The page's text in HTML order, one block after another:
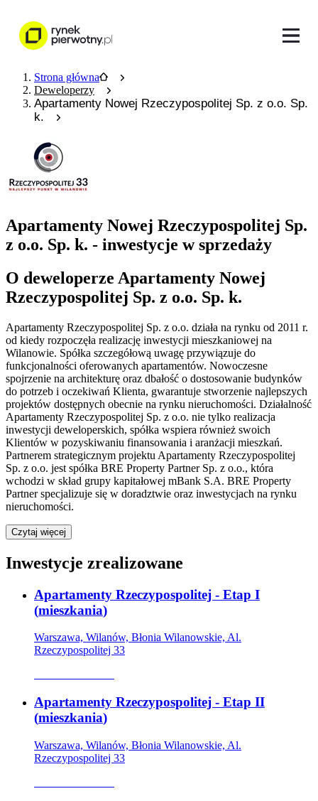
Strona główna
Deweloperzy
Apartamenty Nowej Rzeczypospolitej Sp. z o.o. Sp.
k.
Apartamenty Nowej Rzeczypospolitej Sp.
z o.o. Sp. k. - inwestycje w sprzedaży
O deweloperze Apartamenty Nowej
Rzeczypospolitej Sp. z o.o. Sp. k.
Apartamenty Rzeczypospolitej Sp. z o.o. działa na rynku od 2011 r.
od kiedy rozpoczęła realizację inwestycji mieszkaniowej na
Wilanowie. Spółka szczegółową uwagę przywiązuje do
funkcjonalności oferowanych apartamentów. Nowoczesne
spojrzenie na architekturę oraz dbałość o dostosowanie budynków
do potrzeb i oczekiwań Klienta, gwarantuje stworzenie najlepszych
projektów dostępnych obecnie na rynku nieruchomości. Działalność
Apartamenty Rzeczypospolitej Sp. z o.o. nie tylko realizacja
inwestycji deweloperskich, spółka wspiera również swoich
Klientów w pozyskiwaniu finansowania i aranżacji mieszkań.
Partnerem strategicznym projektu Apartamenty Rzeczypospolitej
Sp. z o.o. jest spółka BRE Property Partner Sp. z o.o., która
wchodzi w skład grupy kapitałowej mBank S.A. BRE Property
Partner specjalizuje się w doradztwie oraz inwestycjach na rynku
nieruchomości.
Czytaj więcej
Inwestycje zrealizowane
Apartamenty Rzeczypospolitej - Etap I
(mieszkania)
Warszawa, Wilanów, Błonia Wilanowskie, Al.
Rzeczypospolitej 33
Apartamenty Rzeczypospolitej - Etap II
(mieszkania)
Warszawa, Wilanów, Błonia Wilanowskie, Al.
Rzeczypospolitej 33